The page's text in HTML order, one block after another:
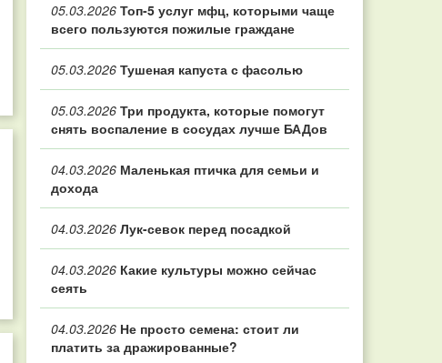
05.03.2026 Топ‑5 услуг мфц, которыми чаще
всего пользуются пожилые граждане
05.03.2026 Тушеная капуста с фасолью
05.03.2026 Три продукта, которые помогут
снять воспаление в сосудах лучше БАДов
04.03.2026 Маленькая птичка для семьи и
дохода
04.03.2026 Лук-севок перед посадкой
04.03.2026 Какие культуры можно сейчас
сеять
04.03.2026 Не просто семена: стоит ли
платить за дражированные?